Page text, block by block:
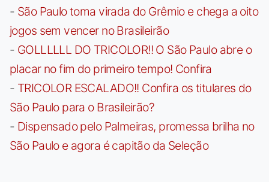
- São Paulo toma virada do Grêmio e chega a oito
jogos sem vencer no Brasileirão
- GOLLLLLL DO TRICOLOR!! O São Paulo abre o
placar no fim do primeiro tempo! Confira
- TRICOLOR ESCALADO!! Confira os titulares do
São Paulo para o Brasileirão?
- Dispensado pelo Palmeiras, promessa brilha no
São Paulo e agora é capitão da Seleção